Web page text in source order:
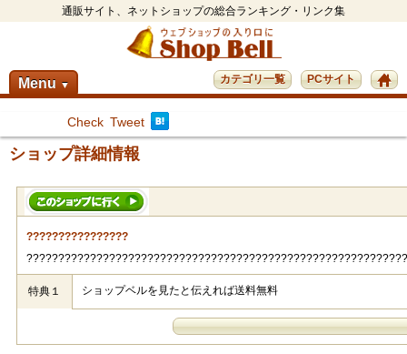
通販サイト、ネットショップの総合ランキング・リンク集
Menu ▼ PCサイト
カテゴリ一覧
Check Tweet
ショップ詳細情報
????????????????
特典１ ショップベルを見たと伝えれば送料無料